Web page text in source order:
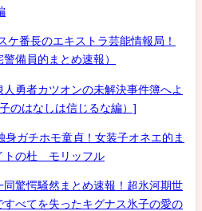
ケ番長のエキストラ芸能情報局！
備員的まとめ速報）
勇者カツオンの未解決事件簿へよ
のはなしは信じるな編）]
ガチホモ童貞！女装子オネエ的ま
トの杜 モリッフル
驚愕騒然まとめ速報！超氷河期世
べてを失ったキグナス氷子の愛の